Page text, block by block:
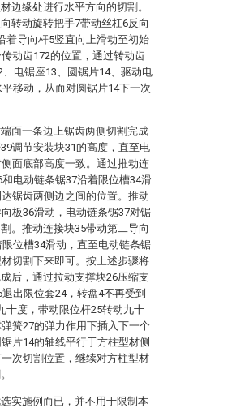
边缘处进行水平方向的切割。
转动旋转把手7带动丝杠6反向
着导向杆5竖直向上滑动至初始
动齿172的位置，通过转动齿
电锯座13、圆锯片14、驱动电
移动，从而对圆锯片14下一次
面一条边上锯齿两侧切割完成
调节安装块31的高度，直至电
面底部高度一致。通过推动连
电动链条锯37沿着限位槽34滑
锯齿两侧边之间的位置。推动
板36滑动，电动链条锯37对锯
。推动连接块35带动第二导向
位槽34滑动，直至电动链条锯
切割下来即可。按上述步骤将
后，通过拉动支撑块26压缩支
出限位套24，转盘4不再受到
十度，带动限位杆25转动九十
簧27的弹力作用下插入下一个
片14的轴线平行于方柱型材侧
次切割位置，继续对方柱型材
实施例而已，并不用于限制本